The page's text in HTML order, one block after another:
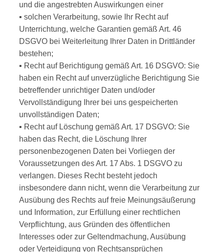
und die angestrebten Auswirkungen einer
▪ solchen Verarbeitung, sowie Ihr Recht auf
Unterrichtung, welche Garantien gemäß Art. 46
DSGVO bei Weiterleitung Ihrer Daten in Drittländer
bestehen;
▪ Recht auf Berichtigung gemäß Art. 16 DSGVO: Sie
haben ein Recht auf unverzügliche Berichtigung Sie
betreffender unrichtiger Daten und/oder
Vervollständigung Ihrer bei uns gespeicherten
unvollständigen Daten;
▪ Recht auf Löschung gemäß Art. 17 DSGVO: Sie
haben das Recht, die Löschung Ihrer
personenbezogenen Daten bei Vorliegen der
Voraussetzungen des Art. 17 Abs. 1 DSGVO zu
verlangen. Dieses Recht besteht jedoch
insbesondere dann nicht, wenn die Verarbeitung zur
Ausübung des Rechts auf freie Meinungsäußerung
und Information, zur Erfüllung einer rechtlichen
Verpflichtung, aus Gründen des öffentlichen
Interesses oder zur Geltendmachung, Ausübung
oder Verteidigung von Rechtsansprüchen